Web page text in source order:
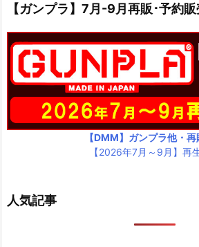
【ガンプラ】7月-9月再販･予約
【DMM】ガンプラ他・
【2026年7月～9月】再
人気記事